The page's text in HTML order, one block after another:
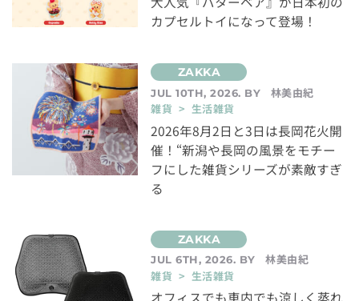
カプセルトイになって登場！
JUL 10TH, 2026. BY
林美由紀
雑貨 > 生活雑貨
2026年8月2日と3日は長岡花火開
催！“新潟や長岡の風景をモチー
フにした雑貨シリーズが素敵すぎ
る
JUL 6TH, 2026. BY
林美由紀
雑貨 > 生活雑貨